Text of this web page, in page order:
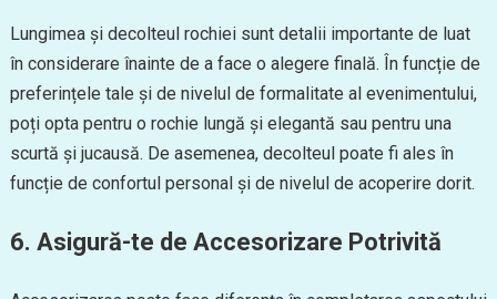
Lungimea și decolteul rochiei sunt detalii importante de luat
în considerare înainte de a face o alegere finală. În funcție de
preferințele tale și de nivelul de formalitate al evenimentului,
poți opta pentru o rochie lungă și elegantă sau pentru una
scurtă și jucausă. De asemenea, decolteul poate fi ales în
funcție de confortul personal și de nivelul de acoperire dorit.
6. Asigură-te de Accesorizare Potrivită